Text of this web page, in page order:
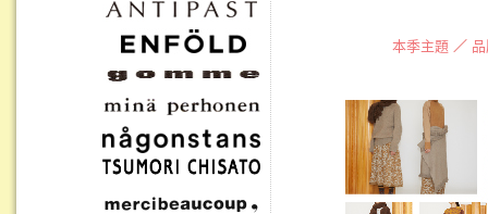
本季主題／